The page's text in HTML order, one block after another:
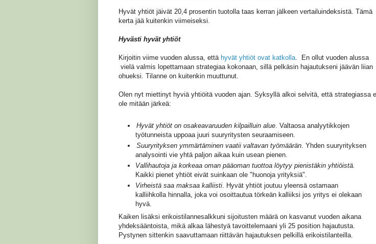
Hyvät yhtiöt jäivät 20,4 prosentin tuotolla taas kerran jälkeen vertailuindeksistä. Tämä
kerta jää kuitenkin viimeiseksi.
Hyvästi hyvät yhtiöt
Kirjoitin viime vuoden alussa, että hyvät yhtiöt ovat katkolla . En ollut vuoden alussa
vielä valmis lopettamaan strategiaa kokonaan, sillä pelkäsin hajautukseni jäävän liian
ohueksi. Tilanne on kuitenkin muuttunut.
Olen nyt miettinyt hyviä yhtiöitä vuoden ajan. Syksyllä alkoi selvitä, että strategiassa
ole mitään järkeä:
Hyvät yhtiöt on osakeavaruuden kilpailluin alue . Valtaosa analyytikkojen
työtunneista uppoaa juuri suuryritysten seuraamiseen.
Suuryrityksen ymmärtäminen vaatii valtavan työmäärän . Yhden suuryrityksen
analysointi vie yhtä paljon aikaa kuin usean pienen.
Vallihautoja ja korkeaa oman pääoman tuottoa löytyy pienistäkin yhtiöistä.
Kaikki pienet yhtiöt eivät suinkaan ole "huonoja yrityksiä".
Virheistä saa maksaa kalliisti. Hyvät yhtiöt joutuu yleensä ostamaan
kalliihkolla hinnalla, joka voi osoittautua törkeän kalliiksi jos yritys ei olekaan
hyvä.
Kaiken lisäksi erikoistilannesalkkuni sijoitusten määrä on kasvanut vuoden aikana
yhdeksääntoista, mikä alkaa lähestyä tavoittelemaani yli 25 position hajautusta.
Pystynen sittenkin saavuttamaan riittävän hajautuksen pelkillä erikoistilanteilla.